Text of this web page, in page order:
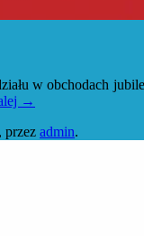
w obchodach
→
, przez admin.